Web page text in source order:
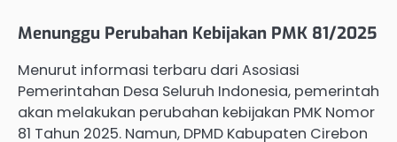
Menunggu Perubahan Kebijakan PMK 81/2025
Menurut informasi terbaru dari Asosiasi
Pemerintahan Desa Seluruh Indonesia, pemerintah
akan melakukan perubahan kebijakan PMK Nomor
81 Tahun 2025. Namun, DPMD Kabupaten Cirebon